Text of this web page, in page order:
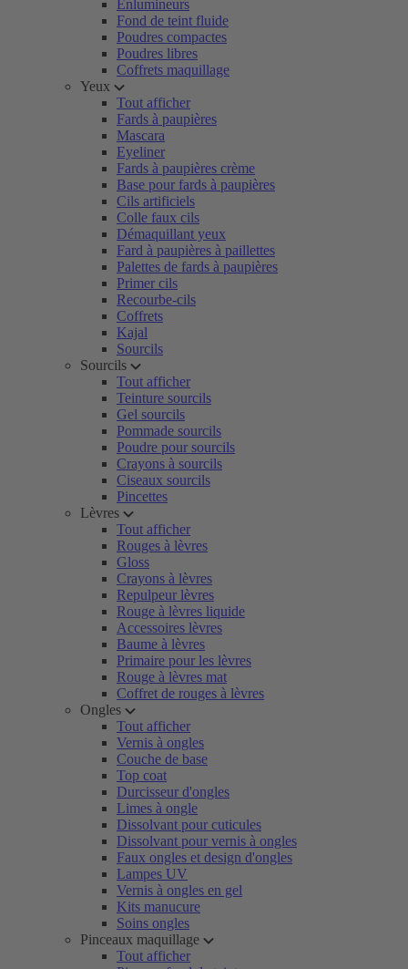
Enlumineurs
Fond de teint fluide
Poudres compactes
Poudres libres
Coffrets maquillage
Yeux
Tout afficher
Fards à paupières
Mascara
Eyeliner
Fards à paupières crème
Base pour fards à paupières
Cils artificiels
Colle faux cils
Démaquillant yeux
Fard à paupières à paillettes
Palettes de fards à paupières
Primer cils
Recourbe-cils
Coffrets
Kajal
Sourcils
Sourcils
Tout afficher
Teinture sourcils
Gel sourcils
Pommade sourcils
Poudre pour sourcils
Crayons à sourcils
Ciseaux sourcils
Pincettes
Lèvres
Tout afficher
Rouges à lèvres
Gloss
Crayons à lèvres
Repulpeur lèvres
Rouge à lèvres liquide
Accessoires lèvres
Baume à lèvres
Primaire pour les lèvres
Rouge à lèvres mat
Coffret de rouges à lèvres
Ongles
Tout afficher
Vernis à ongles
Couche de base
Top coat
Durcisseur d'ongles
Limes à ongle
Dissolvant pour cuticules
Dissolvant pour vernis à ongles
Faux ongles et design d'ongles
Lampes UV
Vernis à ongles en gel
Kits manucure
Soins ongles
Pinceaux maquillage
Tout afficher